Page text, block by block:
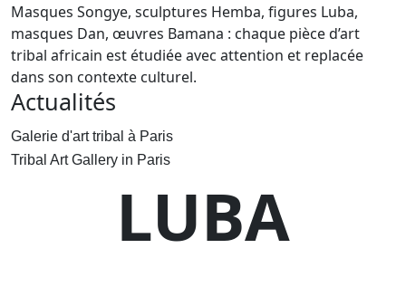
Masques Songye, sculptures Hemba, figures Luba,
masques Dan, œuvres Bamana : chaque pièce d’art
tribal africain est étudiée avec attention et replacée
dans son contexte culturel.
Actualités
Galerie d'art tribal à Paris
Tribal Art Gallery in Paris
LUBA